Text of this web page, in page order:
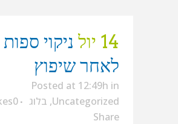
14 יול
ניקוי ספות
לאחר שיפוץ
Posted at 12:49h in
Uncategorized
, בלוג 0
Share